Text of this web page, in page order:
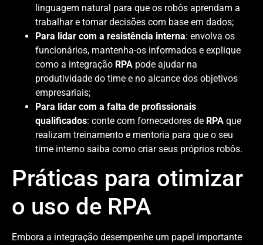
linguagem natural para que os robôs aprendam a
trabalhar e tomar decisões com base em dados;
Para lidar com a resistência interna: envolva os
funcionários, mantenha-os informados e explique
como a integração RPA pode ajudar na
produtividade do time e no alcance dos objetivos
empresariais;
Para lidar com a falta de profissionais
qualificados: conte com fornecedores de RPA que
realizam treinamento e mentoria para que o seu
time interno saiba como criar seus próprios robôs.
Práticas para otimizar
o uso de RPA
Embora a integração desempenhe um papel importante